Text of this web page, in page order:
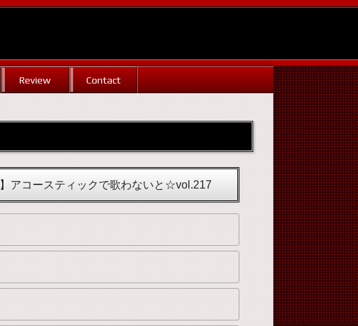
Review Contact
アコースティックで歌わないと☆vol.217